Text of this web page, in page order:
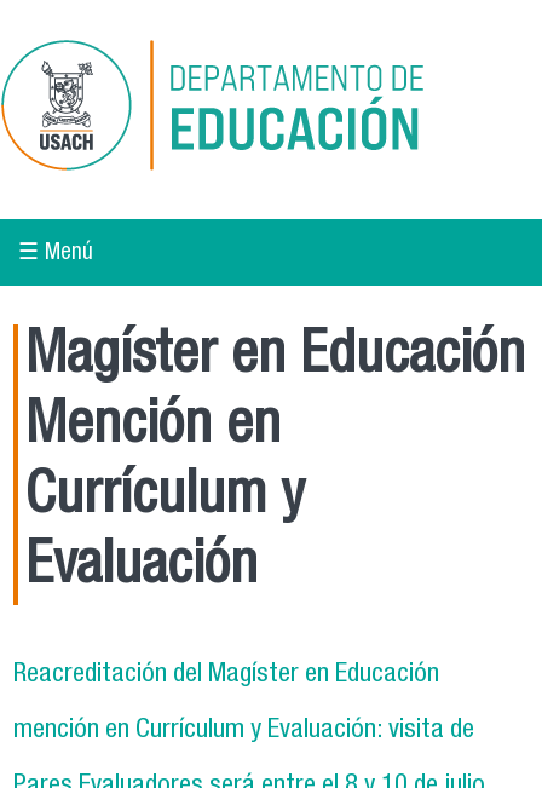
☰ Menú
Magíster en Educación
Mención en
Currículum y
Evaluación
Reacreditación del Magíster en Educación
mención en Currículum y Evaluación: visita de